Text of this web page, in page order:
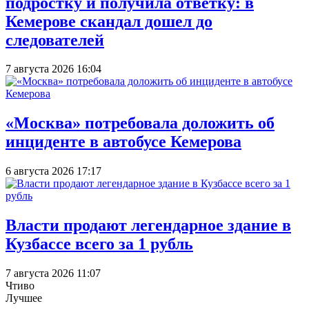
Кемерове скандал дошел до
следователей
7 августа 2026 16:04
«Москва» потребовала доложить об
инциденте в автобусе Кемерова
6 августа 2026 17:17
Власти продают легендарное здание в
Кузбассе всего за 1 рубль
7 августа 2026 11:07
Чтиво
Лучшее